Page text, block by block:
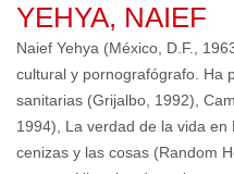
YEHYA, NAIEF
Naief Yehya (México, D.F.,
cultural y pornografógrafo. Ha
sanitarias (Grijalbo, 1992),
1994), La verdad de la vida
cenizas y las cosas (Random